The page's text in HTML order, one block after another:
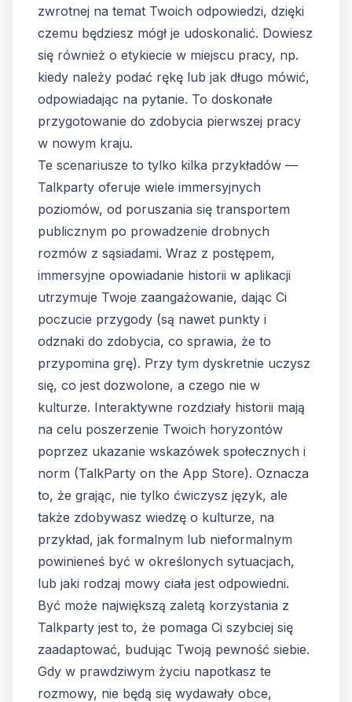
zwrotnej na temat Twoich odpowiedzi, dzięki
czemu będziesz mógł je udoskonalić. Dowiesz
się również o etykiecie w miejscu pracy, np.
kiedy należy podać rękę lub jak długo mówić,
odpowiadając na pytanie. To doskonałe
przygotowanie do zdobycia pierwszej pracy
w nowym kraju.
Te scenariusze to tylko kilka przykładów —
Talkparty oferuje wiele immersyjnych
poziomów, od poruszania się transportem
publicznym po prowadzenie drobnych
rozmów z sąsiadami. Wraz z postępem,
immersyjne opowiadanie historii w aplikacji
utrzymuje Twoje zaangażowanie, dając Ci
poczucie przygody (są nawet punkty i
odznaki do zdobycia, co sprawia, że to
przypomina grę). Przy tym dyskretnie uczysz
się, co jest dozwolone, a czego nie w
kulturze. Interaktywne rozdziały historii mają
na celu poszerzenie Twoich horyzontów
poprzez ukazanie wskazówek społecznych i
norm (TalkParty on the App Store). Oznacza
to, że grając, nie tylko ćwiczysz język, ale
także zdobywasz wiedzę o kulturze, na
przykład, jak formalnym lub nieformalnym
powinieneś być w określonych sytuacjach,
lub jaki rodzaj mowy ciała jest odpowiedni.
Być może największą zaletą korzystania z
Talkparty jest to, że pomaga Ci szybciej się
zaadaptować, budując Twoją pewność siebie.
Gdy w prawdziwym życiu napotkasz te
rozmowy, nie będą się wydawały obce,